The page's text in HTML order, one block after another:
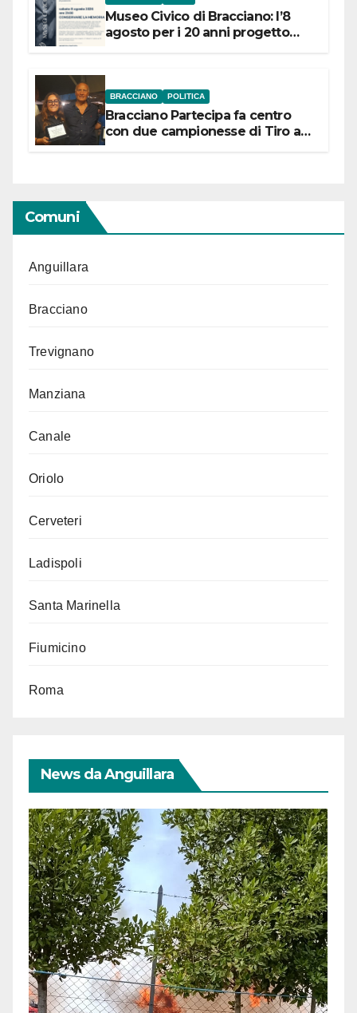
Museo Civico di Bracciano: l’8
agosto per i 20 anni progetto
BRACCIANO POLITICA
Bracciano Partecipa fa centro
con due campionesse di Tiro a
Comuni
Anguillara
Bracciano
Trevignano
Manziana
Canale
Oriolo
Cerveteri
Ladispoli
Santa Marinella
Fiumicino
Roma
News da Anguillara